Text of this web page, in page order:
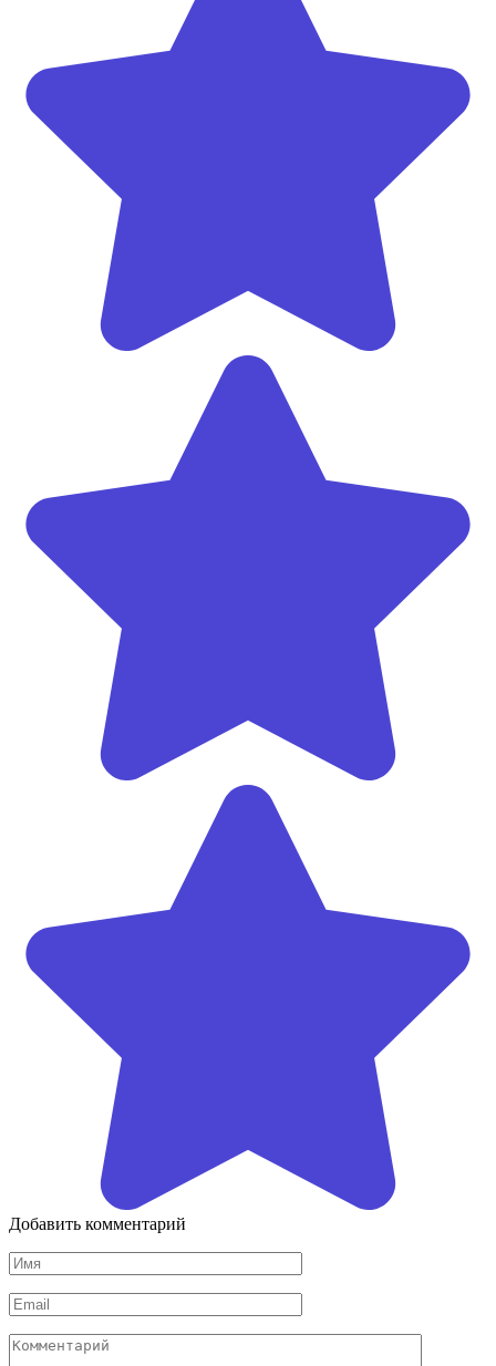
Добавить комментарий
Имя
*
Email
*
Комментарий